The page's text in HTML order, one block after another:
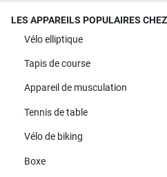
LES APPAREILS POPULAIRES
Vélo elliptique
Tapis de course
Appareil de musculation
Tennis de table
Vélo de biking
Boxe